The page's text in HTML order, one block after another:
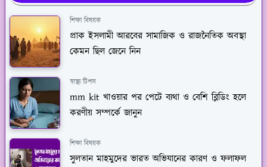
শিক্ষা বিষয়ক
প্রাক ইসলামী আরবের সামাজিক ও রাজনৈতিক অবস্থা
কেমন ছিল জেনে নিন
স্বাস্থ্য টিপস
mm kit খাওয়ার পর পেটে ব্যথা ও বেশি ব্লিডিং হলে
করণীয় সম্পর্কে জানুন
শিক্ষা বিষয়ক
সুলতান মাহমুদের ভারত অভিযানের কারণ ও ফলাফল